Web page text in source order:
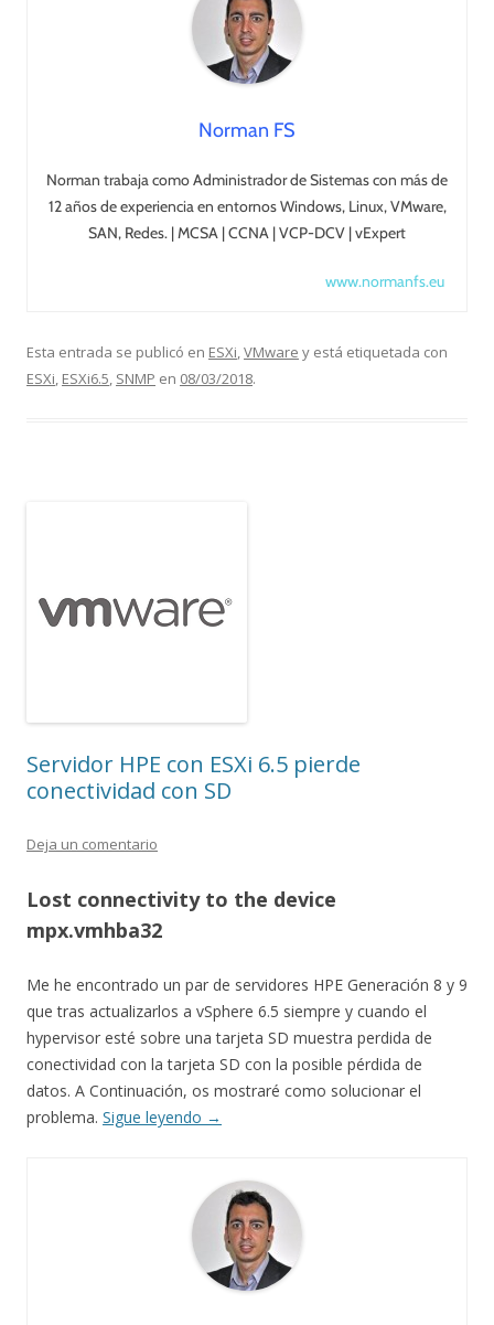
Norman FS
Norman trabaja como Administrador de Sistemas con más de
12 años de experiencia en entornos Windows, Linux, VMware,
SAN, Redes. | MCSA | CCNA | VCP-DCV | vExpert
www.normanfs.eu
Esta entrada se publicó en ESXi,VMware y está etiquetada con
ESXi, ESXi6.5, SNMP en 08/03/2018.
Servidor HPE con ESXi 6.5 pierde
conectividad con SD
Deja un comentario
Lost connectivity to the device
mpx.vmhba32
Me he encontrado un par de servidores HPE Generación 8 y 9
que tras actualizarlos a vSphere 6.5 siempre y cuando el
hypervisor esté sobre una tarjeta SD muestra perdida de
conectividad con la tarjeta SD con la posible pérdida de
datos. A Continuación, os mostraré como solucionar el
problema. Sigue leyendo →